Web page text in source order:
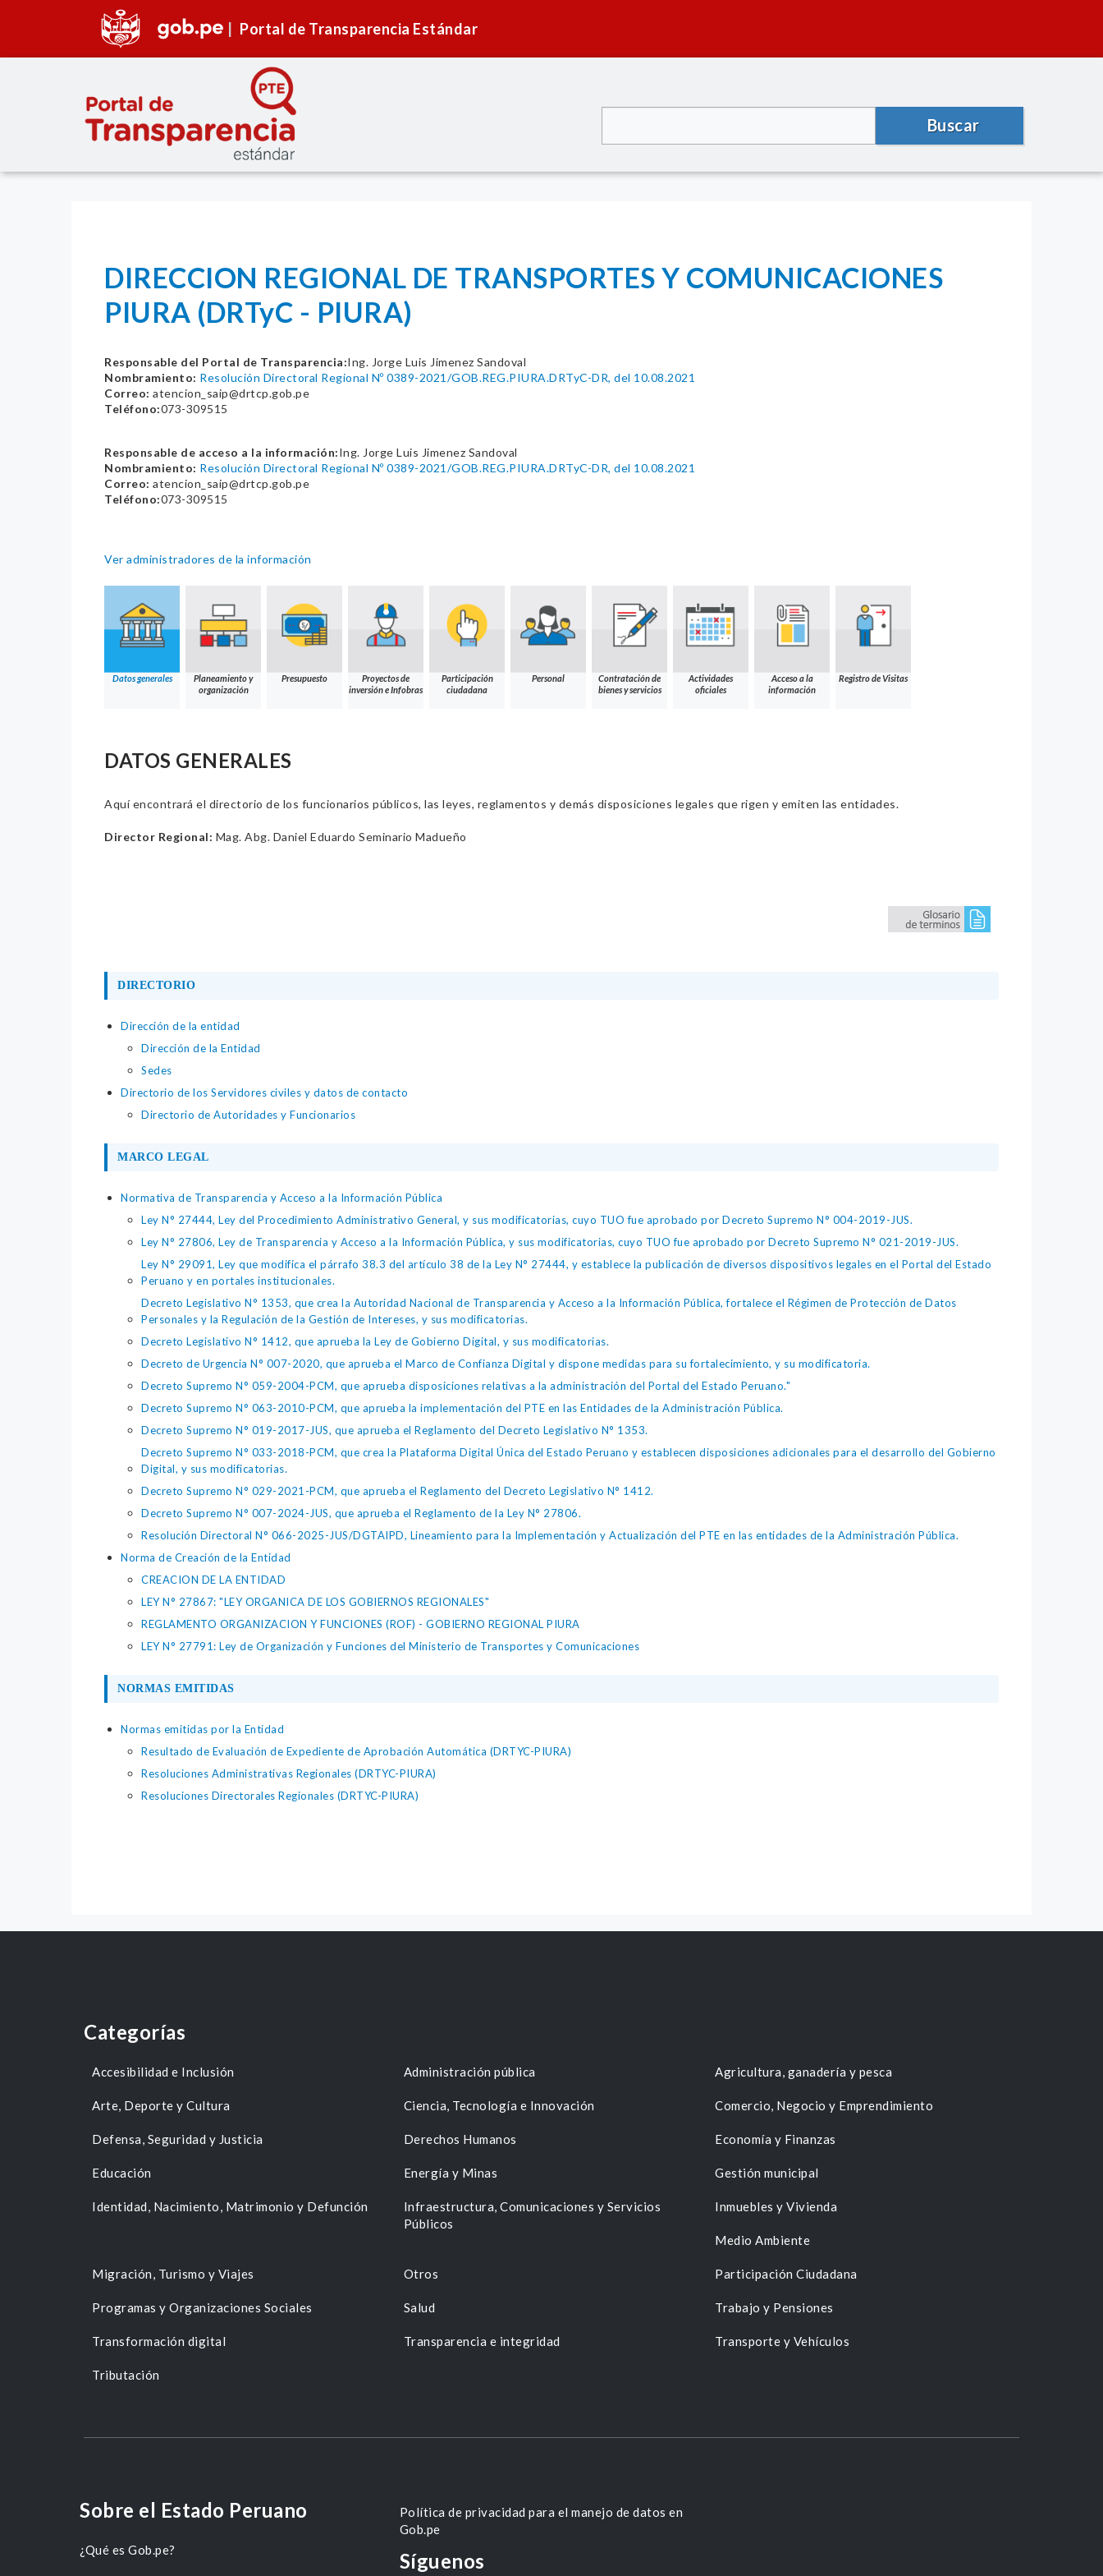
Portal de Transparencia Estándar
Buscar
DIRECCION REGIONAL DE TRANSPORTES Y COMUNICACIONES
PIURA (DRTyC - PIURA)
Responsable del Portal de Transparencia:Ing. Jorge Luis Jimenez Sandoval
Nombramiento: Resolución Directoral Regional Nº 0389-2021/GOB.REG.PIURA.DRTyC-DR, del 10.08.2021
Correo: atencion_saip@drtcp.gob.pe
Teléfono:073-309515
Responsable de acceso a la información:Ing. Jorge Luis Jimenez Sandoval
Nombramiento: Resolución Directoral Regional Nº 0389-2021/GOB.REG.PIURA.DRTyC-DR, del 10.08.2021
Correo: atencion_saip@drtcp.gob.pe
Teléfono:073-309515
Ver administradores de la información
Datos generales
Planeamiento y
organización
Presupuesto
Proyectos de
inversión e Infobras
Participación
ciudadana
Personal
Contratación de
bienes y servicios
Actividades
oficiales
Acceso a la
información
Registro de Visitas
DATOS GENERALES
Aquí encontrará el directorio de los funcionarios públicos, las leyes, reglamentos y demás disposiciones legales que rigen y emiten las entidades.
Director Regional: Mag. Abg. Daniel Eduardo Seminario Madueño
DIRECTORIO
Dirección de la entidad
Dirección de la Entidad
Sedes
Directorio de los Servidores civiles y datos de contacto
Directorio de Autoridades y Funcionarios
MARCO LEGAL
Normativa de Transparencia y Acceso a la Información Pública
Ley N° 27444, Ley del Procedimiento Administrativo General, y sus modificatorias, cuyo TUO fue aprobado por Decreto Supremo N° 004-2019-JUS.
Ley N° 27806, Ley de Transparencia y Acceso a la Información Pública, y sus modificatorias, cuyo TUO fue aprobado por Decreto Supremo N° 021-2019-JUS.
Ley N° 29091, Ley que modifica el párrafo 38.3 del artículo 38 de la Ley N° 27444, y establece la publicación de diversos dispositivos legales en el Portal del Estado
Peruano y en portales institucionales.
Decreto Legislativo N° 1353, que crea la Autoridad Nacional de Transparencia y Acceso a la Información Pública, fortalece el Régimen de Protección de Datos
Personales y la Regulación de la Gestión de Intereses, y sus modificatorias.
Decreto Legislativo N° 1412, que aprueba la Ley de Gobierno Digital, y sus modificatorias.
Decreto de Urgencia N° 007-2020, que aprueba el Marco de Confianza Digital y dispone medidas para su fortalecimiento, y su modificatoria.
Decreto Supremo N° 059-2004-PCM, que aprueba disposiciones relativas a la administración del Portal del Estado Peruano."
Decreto Supremo N° 063-2010-PCM, que aprueba la implementación del PTE en las Entidades de la Administración Pública.
Decreto Supremo N° 019-2017-JUS, que aprueba el Reglamento del Decreto Legislativo N° 1353.
Decreto Supremo N° 033-2018-PCM, que crea la Plataforma Digital Única del Estado Peruano y establecen disposiciones adicionales para el desarrollo del Gobierno
Digital, y sus modificatorias.
Decreto Supremo N° 029-2021-PCM, que aprueba el Reglamento del Decreto Legislativo N° 1412.
Decreto Supremo N° 007-2024-JUS, que aprueba el Reglamento de la Ley N° 27806.
Resolución Directoral N° 066-2025-JUS/DGTAIPD, Lineamiento para la Implementación y Actualización del PTE en las entidades de la Administración Pública.
Norma de Creación de la Entidad
CREACION DE LA ENTIDAD
LEY N° 27867: "LEY ORGANICA DE LOS GOBIERNOS REGIONALES"
REGLAMENTO ORGANIZACION Y FUNCIONES (ROF) - GOBIERNO REGIONAL PIURA
LEY N° 27791: Ley de Organización y Funciones del Ministerio de Transportes y Comunicaciones
NORMAS EMITIDAS
Normas emitidas por la Entidad
Resultado de Evaluación de Expediente de Aprobación Automática (DRTYC-PIURA)
Resoluciones Administrativas Regionales (DRTYC-PIURA)
Resoluciones Directorales Regionales (DRTYC-PIURA)
Categorías
Accesibilidad e Inclusión Administración pública Agricultura, ganadería y pesca
Arte, Deporte y Cultura Ciencia, Tecnología e Innovación Comercio, Negocio y Emprendimiento
Defensa, Seguridad y Justicia Derechos Humanos Economía y Finanzas
Educación Energía y Minas Gestión municipal
Identidad, Nacimiento, Matrimonio y Defunción
Infraestructura, Comunicaciones y Servicios
Públicos
Inmuebles y Vivienda
Medio Ambiente
Migración, Turismo y Viajes Otros Participación Ciudadana
Programas y Organizaciones Sociales Salud Trabajo y Pensiones
Transformación digital Transparencia e integridad Transporte y Vehículos
Tributación
Sobre el Estado Peruano
¿Qué es Gob.pe?
Política de privacidad para el manejo de datos en
Gob.pe
Síguenos